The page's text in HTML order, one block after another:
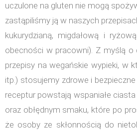
uczulone na gluten nie mogą
zastąpiliśmy ją w naszych
kukurydzianą, migdałową i
obecności w pracowni). Z myślą
przepisy na wegańskie wypieki, w
itp.) stosujemy zdrowe i
receptur powstają wspaniałe
oraz obłędnym smaku, które po
że osoby ze skłonnością do